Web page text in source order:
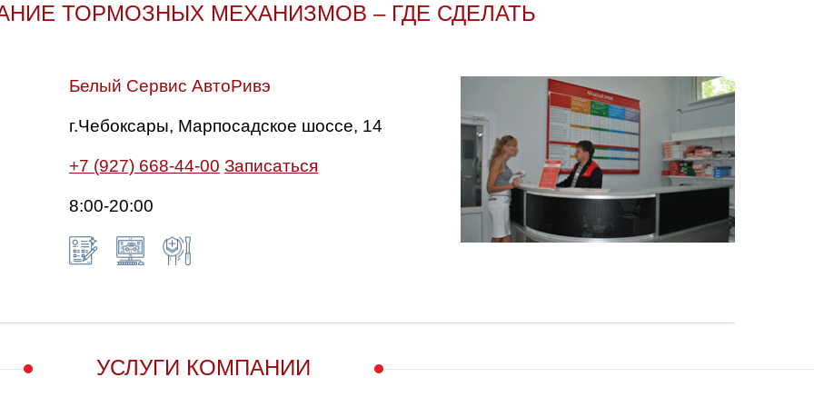
ТОРМОЗНЫХ МЕХАНИЗМОВ – ГДЕ СДЕЛАТЬ
Белый Сервис АвтоРивэ
г.Чебоксары, Марпосадское шоссе, 14
+7 (927) 668-44-00 Записаться
8:00-20:00
УСЛУГИ КОМПАНИИ